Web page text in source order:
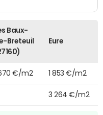
Baux-
Breteuil
Eure
€/m2 1 853 €/m2
3 264 €/m2